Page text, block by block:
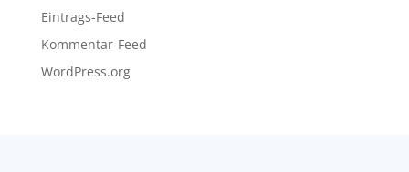
Eintrags-Feed
Kommentar-Feed
WordPress.org